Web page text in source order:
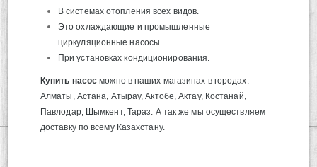
В системах отопления всех видов.
Это охлаждающие и промышленные
циркуляционные насосы.
При установках кондиционирования.
Купить насос можно в наших магазинах в городах:
Алматы, Астана, Атырау, Актобе, Актау, Костанай,
Павлодар, Шымкент, Тараз. А так же мы осуществляем
доставку по всему Казахстану.